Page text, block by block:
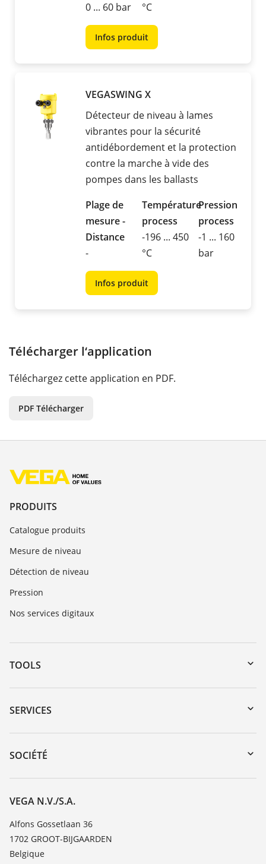
0 ... 60 bar
°C
Infos produit
VEGASWING X
Détecteur de niveau à lames
vibrantes pour la sécurité
antidébordement et la protection
contre la marche à vide des
pompes dans les ballasts
Plage de
mesure -
Distance
-
Température
process
-196 ... 450
°C
Pression
process
-1 ... 160
bar
Infos produit
Télécharger l‘application
Téléchargez cette application en PDF.
PDF Télécharger
PRODUITS
Catalogue produits
Mesure de niveau
Détection de niveau
Pression
Nos services digitaux
TOOLS
Téléchargements
Recherche par numéro de série
DTM Collection/PACTware
SERVICES
Retour d'appareil
Formations
TeamViewer
SOCIÉTÉ
Carrière
À propos de VEGA
Contact
News
Presse
VEGA N.V./S.A.
Alfons Gossetlaan 36
1702 GROOT-BIJGAARDEN
Belgique